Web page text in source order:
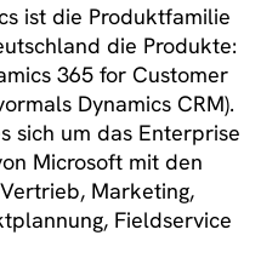
ist die Produktfamilie
die Produkte:
365 for Customer
Dynamics CRM).
sich um das Enterprise
Microsoft mit den
Marketing,
Fieldservice